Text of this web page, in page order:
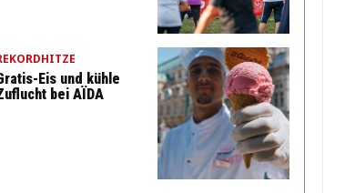
Eis und kühle
bei AÏDA